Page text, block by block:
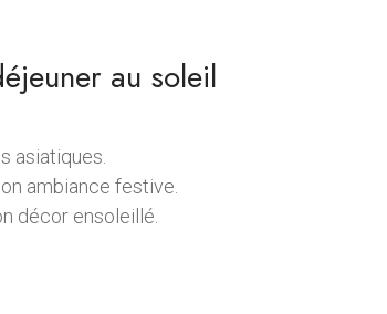
au soleil
asiatiques.
ambiance festive.
décor ensoleillé.